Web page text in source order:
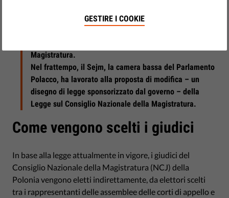
alla Corte Costituzionale, il tribunale di grado più alto in
Magistratura.
Nel frattempo, il Sejm, la camera bassa del Parlamento
Polacco, ha lavorato alla proposta di modifica – un
disegno di legge sponsorizzato dal governo – della
Legge sul Consiglio Nazionale della Magistratura.
Come vengono scelti i giudici
In base alla legge attualmente in vigore, i giudici del
Consiglio Nazionale della Magistratura (NCJ) della
Polonia vengono eletti indirettamente, da elettori scelti
tra i rappresentanti delle assemblee delle corti di appello e
GESTIRE I COOKIE